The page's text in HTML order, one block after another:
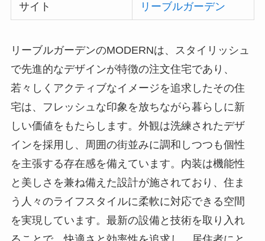
サイト リーブルガーデン
リーブルガーデンのMODERNは、スタイリッシュ
で先進的なデザインが特徴の注文住宅であり、
若々しくアクティブなイメージを追求したその住
宅は、フレッシュな印象を放ちながら暮らしに新
しい価値をもたらします。外観は洗練されたデザ
インを採用し、周囲の街並みに調和しつつも個性
を主張する存在感を備えています。内装は機能性
と美しさを兼ね備えた設計が施されており、住ま
う人々のライフスタイルに柔軟に対応できる空間
を実現しています。最新の設備と技術を取り入れ